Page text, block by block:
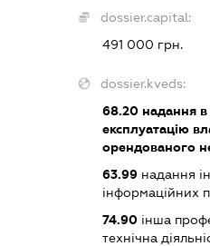
dossier.capital:
491 000 грн.
dossier.kveds:
68.20надання в
експлуатацію
орендованого
63.99надання
інформаційних
74.90інша
технічна